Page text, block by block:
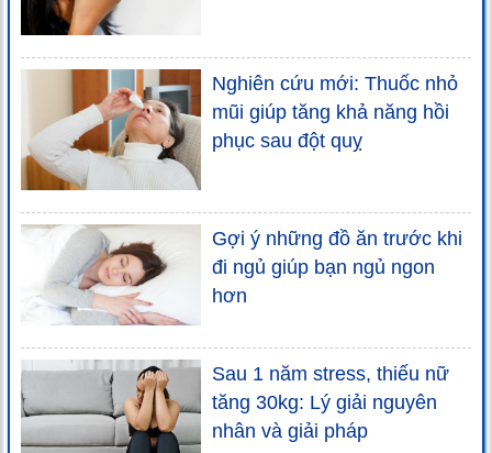
Nghiên cứu mới: Thuốc nhỏ
mũi giúp tăng khả năng hồi
phục sau đột quỵ
Gợi ý những đồ ăn trước khi
đi ngủ giúp bạn ngủ ngon
hơn
Sau 1 năm stress, thiếu nữ
tăng 30kg: Lý giải nguyên
nhân và giải pháp